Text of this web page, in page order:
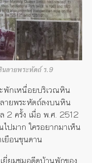
ลายพระหัตถ์ ร.9
พักเหนื่อยบริเวณหิน
ายพระหัตถ์ลงบนหิน
2 ครั้ง เมื่อ พ.ศ. 2512
ปมาก ใครอยากมาเห็น
ยือนขุนตาน